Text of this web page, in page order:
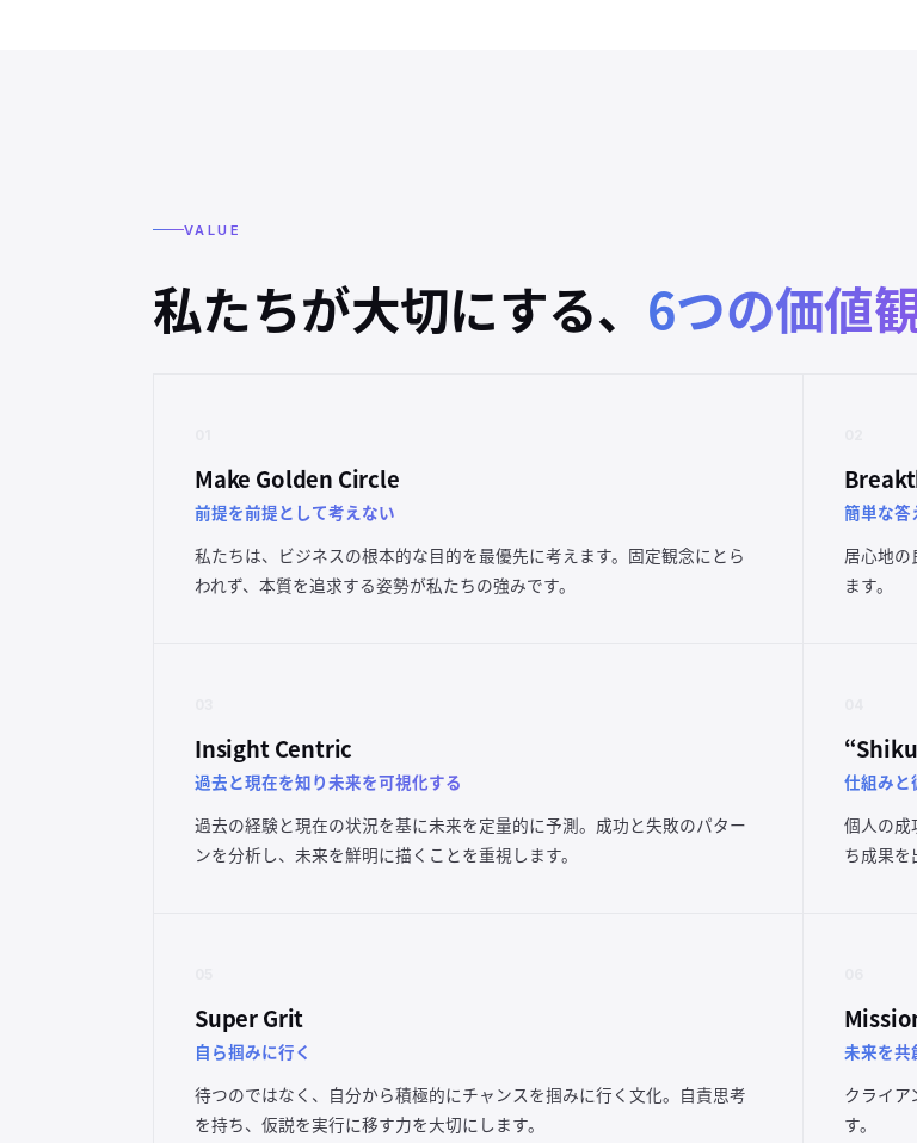
VALUE
私たちが大切にする、 6つの価値観
Make Golden Circle
前提を前提として考えない
私たちは、ビジネスの根本的な目的を最優先に考えます。固定観念にとら
われず、本質を追求する姿勢が私たちの強みです。
簡単な答
居心地の
ます。
Insight Centric
過去と現在を知り未来を可視化する
過去の経験と現在の状況を基に未来を定量的に予測。成功と失敗のパター
ンを分析し、未来を鮮明に描くことを重視します。
仕組みと
個人の成
ち成果を
Super Grit
自ら掴みに行く
待つのではなく、自分から積極的にチャンスを掴みに行く文化。自責思考
を持ち、仮説を実行に移す力を大切にします。
未来を共
クライア
す。